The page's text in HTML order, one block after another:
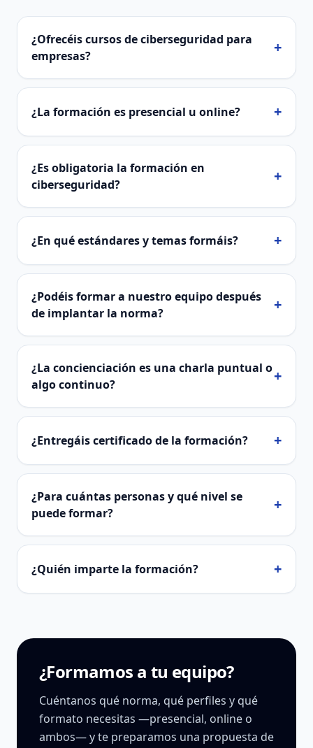
¿Ofrecéis cursos de ciberseguridad para
empresas?
+
¿La formación es presencial u online? +
¿Es obligatoria la formación en
ciberseguridad?
+
¿En qué estándares y temas formáis? +
¿Podéis formar a nuestro equipo después
de implantar la norma?
+
¿La concienciación es una charla puntual o
algo continuo?
+
¿Entregáis certificado de la formación? +
¿Para cuántas personas y qué nivel se
puede formar?
+
¿Quién imparte la formación? +
¿Formamos a tu equipo?
Cuéntanos qué norma, qué perfiles y qué
formato necesitas —presencial, online o
ambos— y te preparamos una propuesta de